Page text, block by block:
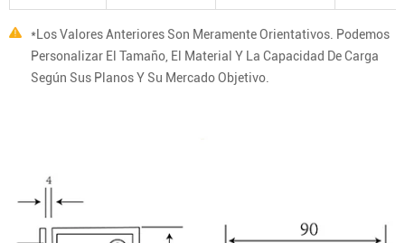
*Los Valores Anteriores Son Meramente Orientativos. Podemos
Personalizar El Tamaño, El Material Y La Capacidad De Carga
Según Sus Planos Y Su Mercado Objetivo.